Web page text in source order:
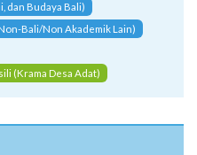
dan Budaya Bali)
Bali/Non Akademik Lain)
(Krama Desa Adat)